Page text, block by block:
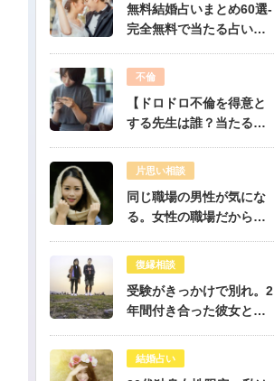
無料結婚占いまとめ60選-
完全無料で当たる占いだ
不倫
【ドロドロ不倫を得意と
する先生は誰？当たる電
片思い相談
同じ職場の男性が気にな
る。女性の職場だから人
私のこと好き？-公開鑑定-
無料占い
復縁相談
受験がきっかけで別れ。2
年間付き合った彼女と復
無料占い
結婚占い